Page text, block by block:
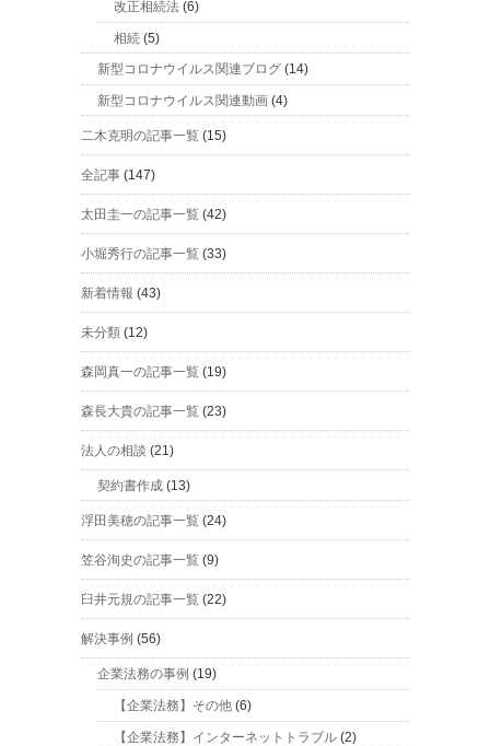
改正相続法 (6)
相続 (5)
新型コロナウイルス関連ブログ (14)
新型コロナウイルス関連動画 (4)
二木克明の記事一覧 (15)
全記事 (147)
太田圭一の記事一覧 (42)
小堀秀行の記事一覧 (33)
新着情報 (43)
未分類 (12)
森岡真一の記事一覧 (19)
森長大貴の記事一覧 (23)
法人の相談 (21)
契約書作成 (13)
浮田美穂の記事一覧 (24)
笠谷洵史の記事一覧 (9)
臼井元規の記事一覧 (22)
解決事例 (56)
企業法務の事例 (19)
【企業法務】その他 (6)
【企業法務】インターネットトラブル (2)